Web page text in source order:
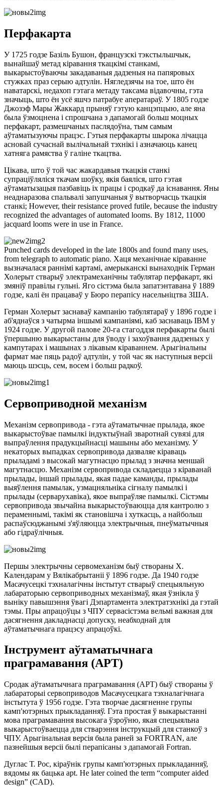
Перфакарта
У 1725 годзе Базіль Бушон, французскі тэкстыльшчык,
вынайшаў метад кіравання ткацкімі станкамі,
выкарыстоўваючы закадаваныя дадзеныя на папяровых
стужках праз серыю адтулін. Нягледзячы на ​​тое, што ён
наватарскі, недахоп гэтага метаду таксама відавочны, гэта
значыць, што ён усё яшчэ патрабуе аператараў. У 1805 годзе
Джозэф Мары Жаккард прыняў гэтую канцэпцыю, але яна
была ўзмоцнена і спрошчана з дапамогай больш моцных
перфакарт, размешчаных паслядоўна, тым самым
аўтаматызуючы працэс. Гэтыя перфакарты шырока лічацца
асновай сучаснай вылічальнай тэхнікі і азначаюць канец
хатняга рамяства ў галіне ткацтва.
Цікава, што ў той час жакардавыя ткацкія станкі
супраціўляліся ткачам шоўку, якія баяліся, што гэтая
аўтаматызацыя пазбавіць іх працы і сродкаў да існавання. Яны
неаднаразова спальвалі запушчаныя ў вытворчасць ткацкія
станкі; However, their resistance proved futile, because the industry
recognized the advantages of automated looms. By 1812, 11000
jacquard looms were in use in France.
Punched cards developed in the late 1800s and found many uses,
from telegraph to automatic piano. Хаця механічнае кіраванне
вызначалася раннімі картамі, амерыканскі вынаходнік Герман
Холерыт стварыў электрамеханічны табулятар перфакарт, які
змяніў правілы гульні. Яго сістэма была запатэнтавана ў 1889
годзе, калі ён працаваў у Бюро перапісу насельніцтва ЗША.
Герман Холерыт заснаваў кампанію табулятараў у 1896 годзе і
аб'яднаўся з чатырма іншымі кампаніямі, каб заснаваць IBM у
1924 годзе. У другой палове 20-га стагоддзя перфакарты былі
ўпершыню выкарыстаны для ўводу і захоўвання дадзеных у
кампутарах і машынах з лікавым кіраваннем. Арыгінальны
фармат мае пяць радоў адтулін, у той час як наступныя версіі
маюць шэсць, сем, восем і больш радкоў.
Сервоприводной механізм
Механізм сервопривода - гэта аўтаматычнае прылада, якое
выкарыстоўвае памылкі індуктыўнай зваротнай сувязі для
выпраўлення прадукцыйнасці машыны або механізму. У
некаторых выпадках сервопривода дазваляе кіраваць
прыладамі з высокай магутнасцю прылад з значна меншай
магутнасцю. Механізм сервопривода складаецца з кіраванай
прылады, іншай прылады, якая падае каманды, прылады
выяўлення памылак, узмацняльніка сігналу памылкі і
прылады (серварухавіка), якое выпраўляе памылкі. Сістэмы
сервопривода звычайна выкарыстоўваюцца для кантролю з
пераменнымі, такімі як становішча і хуткасць, а найбольш
распаўсюджанымі з'яўляюцца электрычныя, пнеўматычныя
або гідраўлічныя.
Першы электрычны сервомеханізм быў створаны Х.
Календарам у Вялікабрытаніі ў 1896 годзе. Да 1940 годзе
Масачусецкі тэхналагічны інстытут стварыў спецыяльную
лабараторыю сервоприводных механізмаў, якая ўзнікла ў
выніку павышэння ўвагі Дэпартамента электратэхнікі да гэтай
тэмы. Пры апрацоўцы з ЧПУ сервасістэма вельмі важная для
дасягнення дакладнасці допуску, неабходнай для
аўтаматычнага працэсу апрацоўкі.
Інструмент аўтаматычнага
праграмавання (APT)
Сродак аўтаматычнага праграмавання (APT) быў створаны ў
лабараторыі сервоприводов Масачусецкага тэхналагічнага
інстытута ў 1956 годзе. Гэта творчае дасягненне групы
камп'ютэрных прыкладанняў. Гэта простая ў выкарыстанні
мова праграмавання высокага ўзроўню, якая спецыяльна
выкарыстоўваецца для стварэння інструкцый для станкоў з
ЧПУ. Арыгінальная версія была раней за FORTRAN, але
пазнейшыя версіі былі перапісаны з дапамогай Fortran.
Дуглас Т. Рос, кіраўнік групы камп'ютэрных прыкладанняў,
вядомы як бацька apt. He later coined the term “computer aided
design” (CAD).